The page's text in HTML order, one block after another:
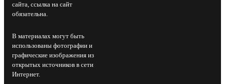
сайта, ссылка на сайт
обязательна.
В материалах могут быть
использованы фотографии и
графические изображения из
открытых источников в сети
Интернет.